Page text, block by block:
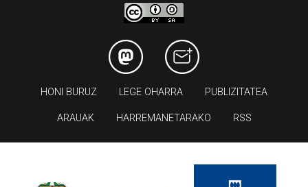
HONI BURUZ LEGE OHARRA PUBLIZITATEA
ARAUAK HARREMANETARAKO RSS